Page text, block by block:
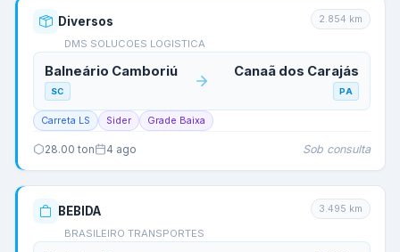
Diversos
DMS SOLUCOES LOGISTICA
2.854 km
Balneário Camboriú
SC
Canaã dos Carajás
PA
Carreta LS Sider Grade Baixa
28.00 ton 4 ago Sob consulta
BEBIDA
BRASILEIRO TRANSPORTES
3.495 km